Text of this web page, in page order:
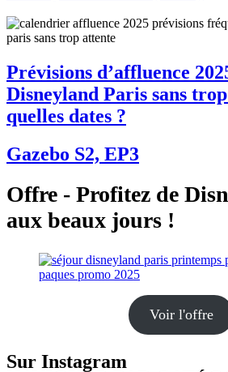
Prévisions d’affluence
Disneyland Paris sans
quelles dates ?
Gazebo S2, EP3
Offre - Profitez de
aux beaux jours !
Voir l'offre
Sur Instagram